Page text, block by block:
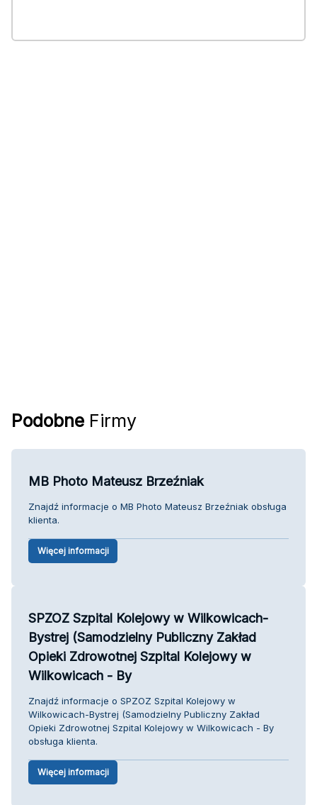
Podobne Firmy
MB Photo Mateusz Brzeźniak
Znajdź informacje o MB Photo Mateusz Brzeźniak obsługa
klienta.
Więcej informacji
SPZOZ Szpital Kolejowy w Wilkowicach-
Bystrej (Samodzielny Publiczny Zakład
Opieki Zdrowotnej Szpital Kolejowy w
Wilkowicach - By
Znajdź informacje o SPZOZ Szpital Kolejowy w
Wilkowicach-Bystrej (Samodzielny Publiczny Zakład
Opieki Zdrowotnej Szpital Kolejowy w Wilkowicach - By
obsługa klienta.
Więcej informacji